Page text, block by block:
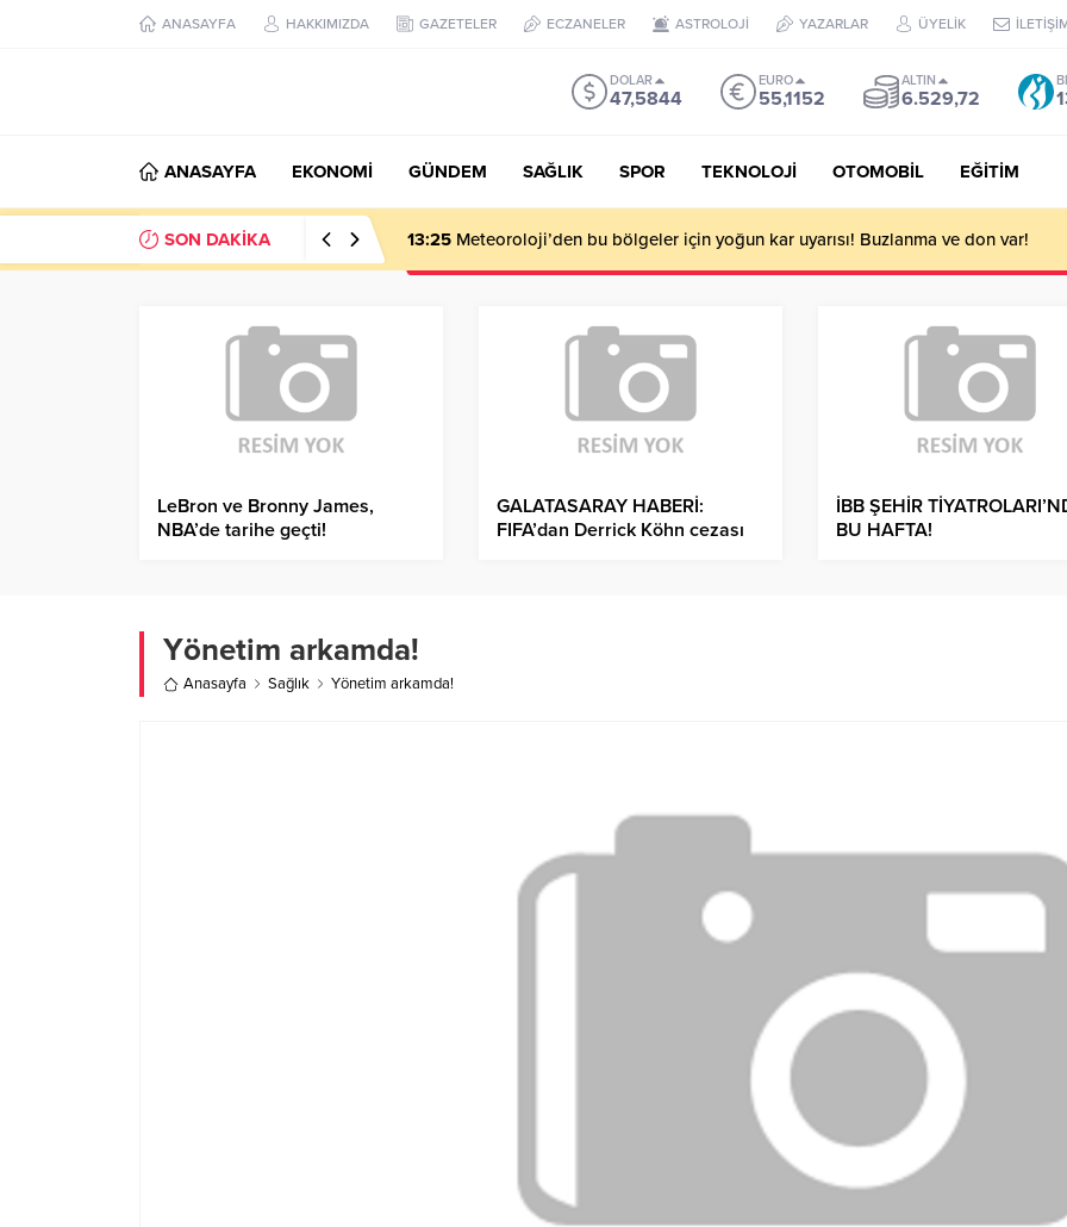
ANASAYFA HAKKIMIZDA GAZETELER ECZANELER ASTROLOJİ YAZARLAR ÜYELİK
DOLAR
47,5844
EURO
55,1152
ALTIN
6.529,72
ANASAYFA EKONOMİ GÜNDEM SAĞLIK SPOR TEKNOLOJİ OTOMOBİL EĞİTİM
SON DAKİKA 13:25 Meteoroloji’den bu bölgeler için yoğun kar uyarısı! Buzlanma ve don var!
LeBron ve Bronny James,
NBA’de tarihe geçti!
GALATASARAY HABERİ:
FIFA’dan Derrick Köhn cezası
İBB ŞEHİR
BU HAFTA!
Yönetim arkamda!
Anasayfa Sağlık Yönetim arkamda!